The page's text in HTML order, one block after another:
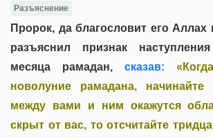
Разъяснение
Пророк, да благословит его Аллах
разъяснил признак
месяца рамадан, сказав:
новолуние рамадана,
между вами и ним окажутся
скрыт от вас, то отсчитайте